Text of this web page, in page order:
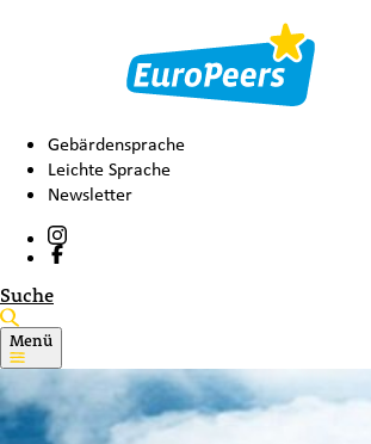
Gebärdensprache
Leichte Sprache
Newsletter
Suche
Menü